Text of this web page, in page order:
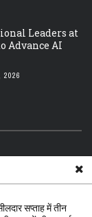
सप्ताह में तीन
Leaders at
Advance AI
2026